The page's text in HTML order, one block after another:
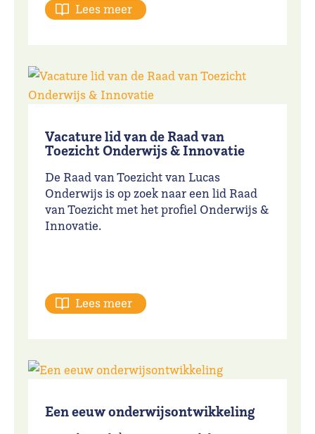
Lees meer
Vacature lid van de Raad van
Toezicht Onderwijs & Innovatie
De Raad van Toezicht van Lucas
Onderwijs is op zoek naar een lid Raad
van Toezicht met het profiel Onderwijs &
Innovatie.
Lees meer
Een eeuw onderwijsontwikkeling